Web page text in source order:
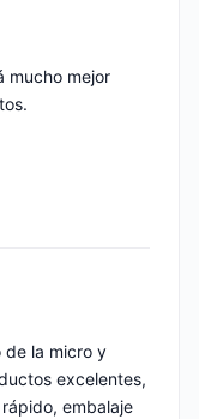
mucho mejor
de la micro y
excelentes,
embalaje